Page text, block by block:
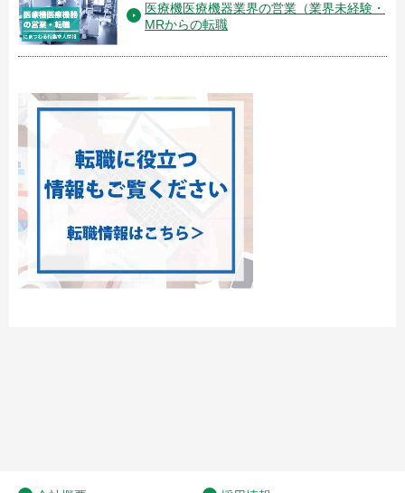
医療機医療機器業界の営業（業界未経験・
MRからの転職